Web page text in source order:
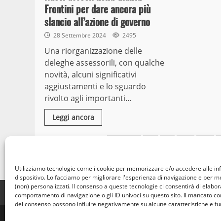
Utilizziamo tecnologie come i cookie per memorizzare e/o accedere alle
dispositivo. Lo facciamo per migliorare l'esperienza di navigazione e per
(non) personalizzati. Il consenso a queste tecnologie ci consentirà di
comportamento di navigazione o gli ID univoci su questo sito. Il mancato
del consenso possono influire negativamente su alcune caratteristiche e
Frontini per dare ancora più
slancio all’azione di governo
28 Settembre 2024 2495
Una riorganizzazione delle
deleghe assessorili, con qualche
novità, alcuni significativi
aggiustamenti e lo sguardo
rivolto agli importanti...
Leggi ancora
degli
articoli
Home Privacy Policy Cookie Policy Contatti